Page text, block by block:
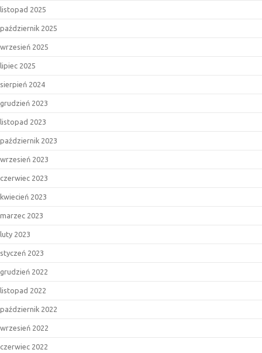
listopad 2025
październik 2025
wrzesień 2025
lipiec 2025
sierpień 2024
grudzień 2023
listopad 2023
październik 2023
wrzesień 2023
czerwiec 2023
kwiecień 2023
marzec 2023
luty 2023
styczeń 2023
grudzień 2022
listopad 2022
październik 2022
wrzesień 2022
czerwiec 2022